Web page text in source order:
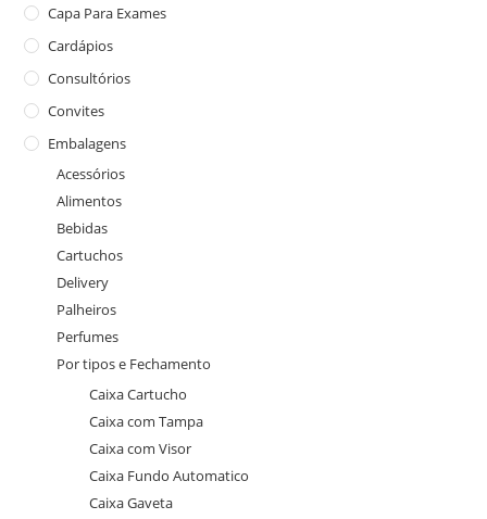
Capa Para Exames
Cardápios
Consultórios
Convites
Embalagens
Acessórios
Alimentos
Bebidas
Cartuchos
Delivery
Palheiros
Perfumes
Por tipos e Fechamento
Caixa Cartucho
Caixa com Tampa
Caixa com Visor
Caixa Fundo Automatico
Caixa Gaveta